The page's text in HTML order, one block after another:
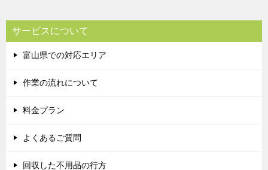
サービスについて
富山県での対応エリア
作業の流れについて
料金プラン
よくあるご質問
回収した不用品の行方